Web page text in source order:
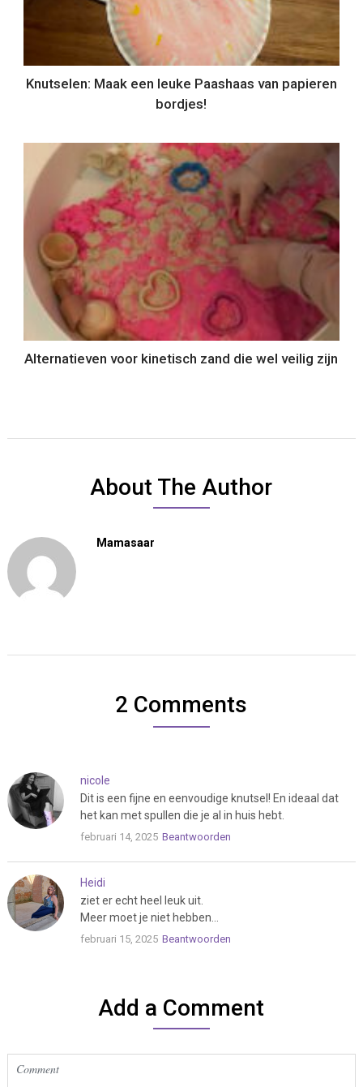
Knutselen: Maak een leuke Paashaas van papieren
bordjes!
Alternatieven voor kinetisch zand die wel veilig zijn
About The Author
Mamasaar
2 Comments
nicole
Dit is een fijne en eenvoudige knutsel! En ideaal dat
het kan met spullen die je al in huis hebt.
februari 14, 2025 Beantwoorden
Heidi
ziet er echt heel leuk uit.
Meer moet je niet hebben…
februari 15, 2025 Beantwoorden
Add a Comment